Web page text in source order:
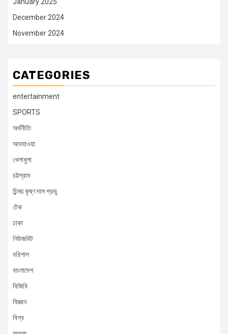
December 2024
November 2024
CATEGORIES
entertainment
SPORTS
অর্থনীতি
আবহাওয়া
খেলাধুলা
চট্টগ্রাম
চিন্ময় কৃষ্ণ দাস প্রভু
টেক
ঢাকা
নিউজবিট
বরিশাল
বাংলাদেশ
বিজিবি
বিজ্ঞান
বিশ্ব